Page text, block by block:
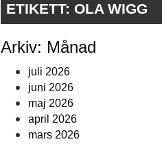
ETIKETT: OLA WIGG
Arkiv: Månad
juli 2026
juni 2026
maj 2026
april 2026
mars 2026